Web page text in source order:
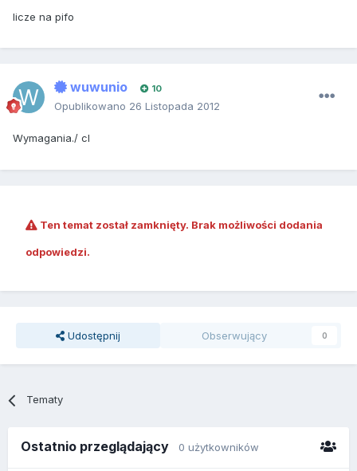
licze na pifo
wuwunio 10
Opublikowano 26 Listopada 2012
Wymagania./ cl
Ten temat został zamknięty. Brak możliwości dodania
odpowiedzi.
Udostępnij Obserwujący 0
Tematy
Ostatnio przeglądający 0 użytkowników